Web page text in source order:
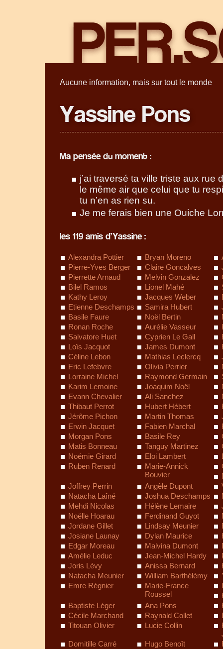
Aucune information, mais sur tout le monde
Yassine Pons
Ma pensée du moment :
j’ai traversé ta ville triste aux rue
le même air que celui que tu
tu n’en as rien su.
Je me ferais bien une Ouiche
les 119 amis d’Yassine :
Alexandra Pottier Bryan Moreno
Pierre-Yves Berger
Claire Goncalves
Pierrette Arnaud
Melvin Gonzalez
Bilel Ramos
Lionel Mahé
Kathy Leroy
Jacques Weber
Etienne Deschamps
Samira Hubert
Basile Faure
Noël Bertin
Ronan Roche
Aurélie Vasseur
Salvatore Huet
Cyprien Le Gall
Loïs Jacquot
James Dumont
Céline Lebon
Mathias Leclercq
Eric Lefebvre
Olivia Perrier
Lorraine Michel
Raymond Germain
Karim Lemoine
Joaquim Noël
Evann Chevalier
Ali Sanchez
Thibaut Perrot
Hubert Hébert
Jérôme Pichon
Martin Thomas
Erwin Jacquet
Fabien Marchal
Morgan Pons
Basile Rey
Matis Bonneau
Tanguy Martinez
Noémie Girard
Eloi Lambert
Ruben Renard
Marie-Annick
Bouvier
Joffrey Perrin
Angèle Dupont
Natacha Laîné
Joshua Deschamps
Mehdi Nicolas
Hélène Lemaire
Noëlle Hoarau
Ferdinand Guyot
Jordane Gillet
Lindsay Meunier
Josiane Launay
Dylan Maurice
Edgar Moreau
Malvina Dumont
Amélie Leduc
Jean-Michel Hardy
Joris Lévy
Anissa Bernard
Natacha Meunier
William Barthélémy
Emre Régnier
Marie-France
Roussel
Baptiste Léger
Ana Pons
Cécile Marchand
Raynald Collet
Titouan Olivier
Lucie Collin
Domitille Carré
Hugo Benoît